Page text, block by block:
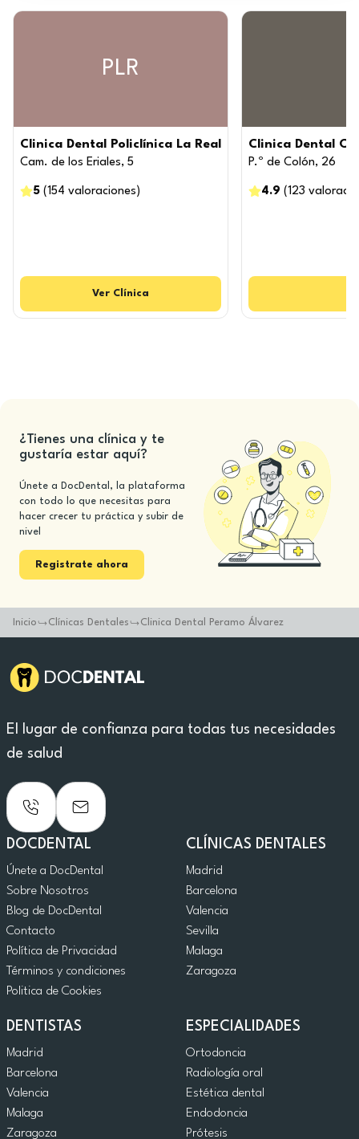
PLR
Clinica Dental Policlínica La Real
Cam. de los Eriales, 5
5 (154 valoraciones )
Ver Clínica
Clinica Dental
P.º de Colón, 26
4.9 (123
¿Tienes una clínica y te
gustaría estar aquí?
Únete a DocDental, la plataforma
con todo lo que necesitas para
hacer crecer tu práctica y subir de
nivel
Registrate ahora
Inicio Clínicas Dentales Clinica Dental Peramo Álvarez
El lugar de confianza para todas tus necesidades
de salud
DOCDENTAL
Únete a DocDental
Sobre Nosotros
Blog de DocDental
Contacto
Política de Privacidad
Términos y condiciones
Politica de Cookies
CLÍNICAS DENTALES
Madrid
Barcelona
Valencia
Sevilla
Malaga
Zaragoza
DENTISTAS
Madrid
Barcelona
Valencia
Malaga
Zaragoza
ESPECIALIDADES
Ortodoncia
Radiología oral
Estética dental
Endodoncia
Prótesis